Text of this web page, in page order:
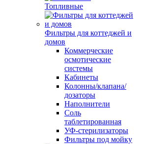
Топливные
Фильтры для коттеджей и
домов
Коммерческие
осмотические
системы
Кабинеты
Колонны/клапана/
дозаторы
Наполнители
Соль
таблетированная
УФ-стерилизаторы
Фильтры под мойку